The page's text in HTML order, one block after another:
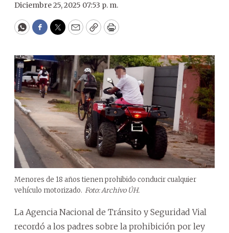
Diciembre 25, 2025 07:53 p. m.
WhatsApp
Facebook
Twitter
EmailCopyPrint
Menores de 18 años tienen prohibido conducir cualquier
vehículo motorizado. Foto: Archivo ÚH.
La Agencia Nacional de Tránsito y Seguridad Vial
recordó a los padres sobre la prohibición por ley